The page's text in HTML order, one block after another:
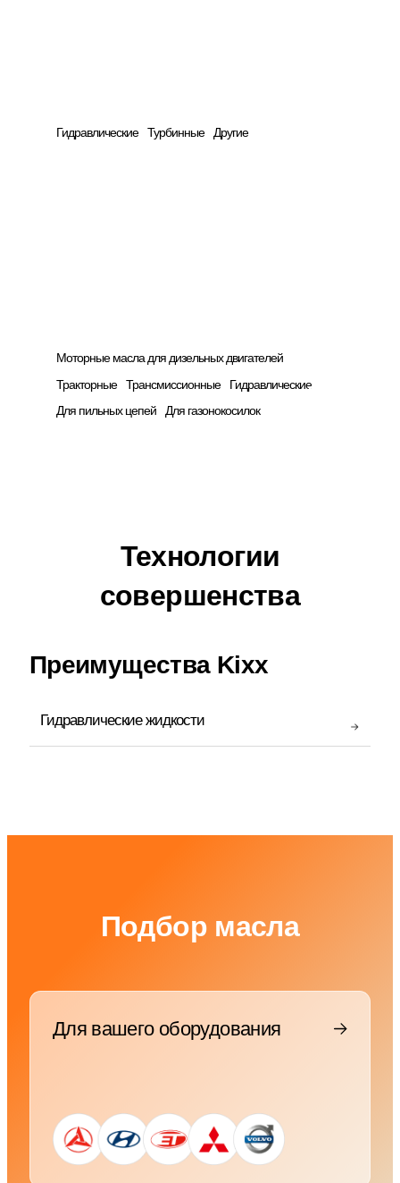
Гидравлические Турбинные Другие
Моторные масла для дизельных двигателей
Тракторные
Трансмиссионные
Гидравлические
Для пильных цепей
Для газонокосилок
Технологии
совершенства
Преимущества Kixx
Гидравлические жидкости
Подбор масла
Для вашего оборудования